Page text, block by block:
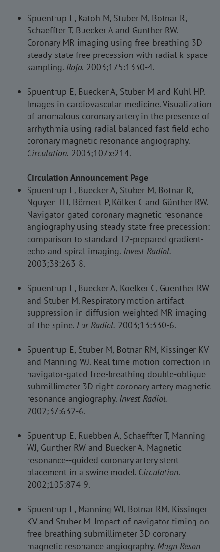
Spuentrup E, Katoh M, Stuber M, Botnar R,
Schaeffter T, Buecker A and Günther RW.
Coronary MR imaging using free-breathing 3D
steady-state free precession with radial k-space
sampling. Rofo. 2003;175:1330-4.
Spuentrup E, Buecker A, Stuber M and Kühl HP.
Images in cardiovascular medicine. Visualization
of anomalous coronary artery in the presence of
arrhythmia using radial balanced fast field echo
coronary magnetic resonance angiography.
Circulation. 2003;107:e214.
Circulation Announcement Page
Spuentrup E, Buecker A, Stuber M, Botnar R,
Nguyen TH, Börnert P, Kölker C and Günther RW.
Navigator-gated coronary magnetic resonance
angiography using steady-state-free-precession:
comparison to standard T2-prepared gradient-
echo and spiral imaging. Invest Radiol.
2003;38:263-8.
Spuentrup E, Buecker A, Koelker C, Guenther RW
and Stuber M. Respiratory motion artifact
suppression in diffusion-weighted MR imaging
of the spine. Eur Radiol. 2003;13:330-6.
Spuentrup E, Stuber M, Botnar RM, Kissinger KV
and Manning WJ. Real-time motion correction in
navigator-gated free-breathing double-oblique
submillimeter 3D right coronary artery magnetic
resonance angiography. Invest Radiol.
2002;37:632-6.
Spuentrup E, Ruebben A, Schaeffter T, Manning
WJ, Günther RW and Buecker A. Magnetic
resonance--guided coronary artery stent
placement in a swine model. Circulation.
2002;105:874-9.
Spuentrup E, Manning WJ, Botnar RM, Kissinger
KV and Stuber M. Impact of navigator timing on
free-breathing submillimeter 3D coronary
magnetic resonance angiography. Magn Reson